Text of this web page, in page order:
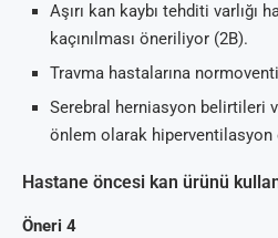
Aşırı kan kaybı tehditi varlığı
kaçınılması öneriliyor (2B).
Travma hastalarına
Serebral herniasyon belirtileri
önlem olarak hiperventilasyon
Hastane öncesi kan ürünü
Öneri 4